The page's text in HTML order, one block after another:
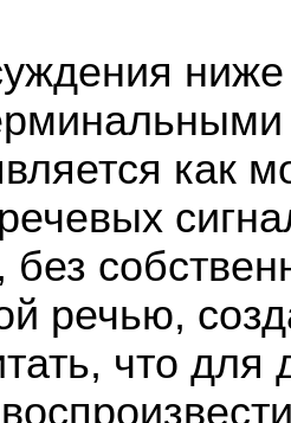
ниже
как
без
речью,
что